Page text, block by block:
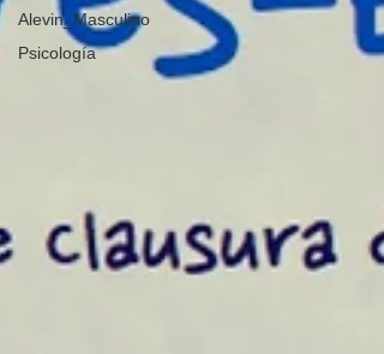
Alevin_Masculino
Psicología